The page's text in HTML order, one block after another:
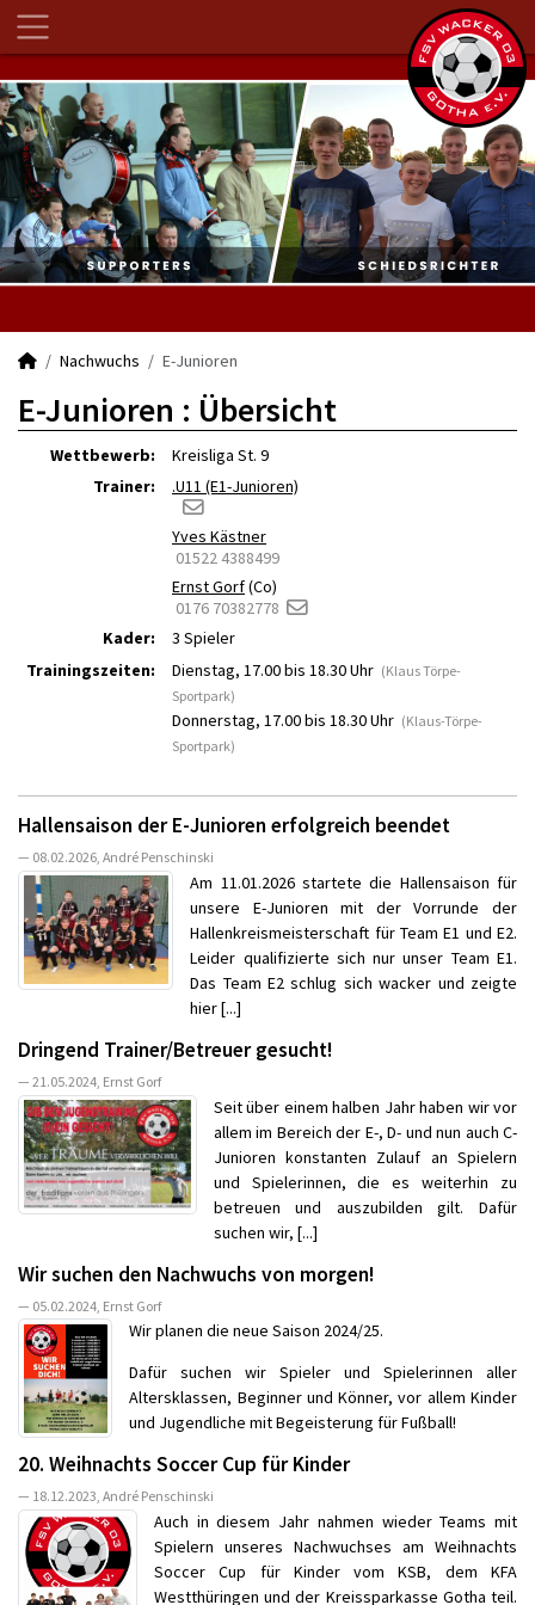
Nachwuchs E-Junioren
E-Junioren : Übersicht
Wettbewerb:
Kreisliga St. 9
Trainer:
.U11 (E1-Junioren)
Yves Kästner
01522 4388499
Ernst Gorf(Co)
0176 70382778
Kader:
3 Spieler
Trainingszeiten:
Dienstag, 17.00 bis 18.30 Uhr (Klaus Törpe-
Sportpark)
Donnerstag, 17.00 bis 18.30 Uhr (Klaus-Törpe-
Sportpark)
Hallensaison der E-Junioren erfolgreich beendet
— 08.02.2026, André Penschinski
Am 11.01.2026 startete die Hallensaison für
unsere E-Junioren mit der Vorrunde der
Hallenkreismeisterschaft für Team E1 und E2.
Leider qualifizierte sich nur unser Team E1.
Das Team E2 schlug sich wacker und zeigte
hier [...]
Dringend Trainer/Betreuer gesucht!
— 21.05.2024, Ernst Gorf
Seit über einem halben Jahr haben wir vor
allem im Bereich der E-, D- und nun auch C-
Junioren konstanten Zulauf an Spielern
und Spielerinnen, die es weiterhin zu
betreuen und auszubilden gilt. Dafür
suchen wir, [...]
Wir suchen den Nachwuchs von morgen!
— 05.02.2024, Ernst Gorf
Wir planen die neue Saison 2024/25.
Dafür suchen wir Spieler und Spielerinnen aller
Altersklassen, Beginner und Könner, vor allem Kinder
und Jugendliche mit Begeisterung für Fußball!
20. Weihnachts Soccer Cup für Kinder
— 18.12.2023, André Penschinski
Auch in diesem Jahr nahmen wieder Teams mit
Spielern unseres Nachwuchses am Weihnachts
Soccer Cup für Kinder vom KSB, dem KFA
Westthüringen und der Kreissparkasse Gotha teil.